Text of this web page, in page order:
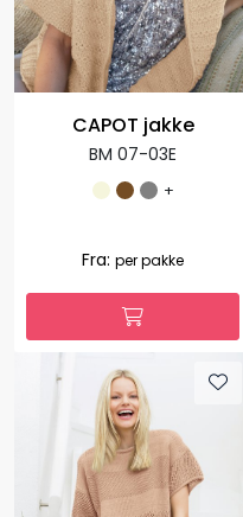
CAPOT jakke
BM 07-03E
+
Fra: per pakke